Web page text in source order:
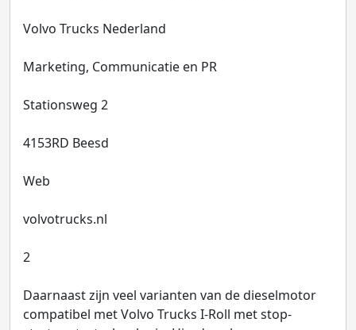
Volvo Trucks Nederland
Marketing, Communicatie en PR
Stationsweg 2
4153RD Beesd
Web
volvotrucks.nl
2
Daarnaast zijn veel varianten van de dieselmotor
compatibel met Volvo Trucks I‑Roll met stop-